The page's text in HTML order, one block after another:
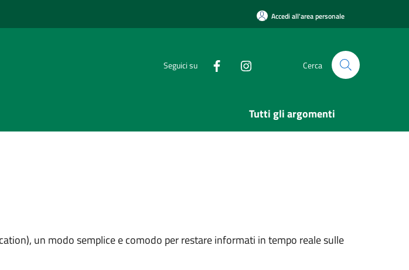
Accedi all'area personale
Seguici su Cerca
Tutti gli argomenti
un modo semplice e comodo per restare informati in tempo reale sulle